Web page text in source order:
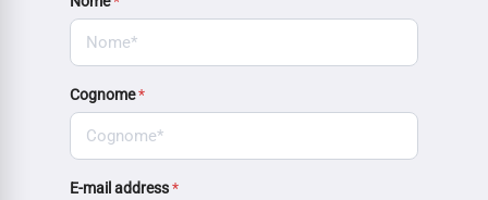
Cognome*
E-mail address*